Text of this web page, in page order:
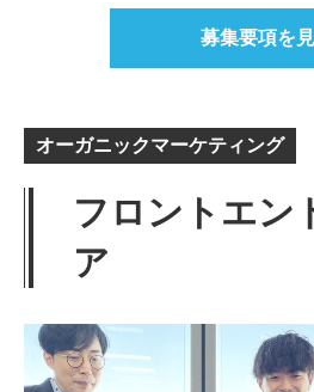
募集要項を
オーガニックマーケティング
フロントエン
ア